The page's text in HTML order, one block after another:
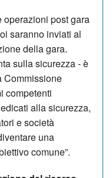
operazioni post gara
saranno inviati al
della gara.
sulla sicurezza - è
Commissione
competenti
alla sicurezza,
e società
una
comune”.